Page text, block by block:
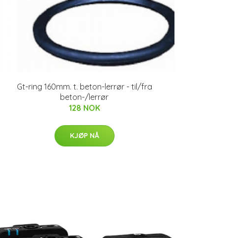
Gt-ring 160mm. t. beton-lerrør - til/fra
beton-/lerrør
128 NOK
KJØP NÅ